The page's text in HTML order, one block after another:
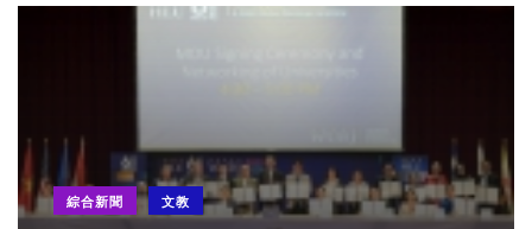
綜合新聞 文教